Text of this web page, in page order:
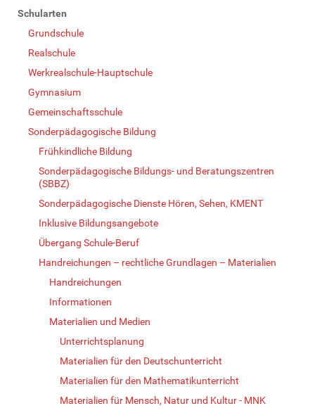
Schularten
Grundschule
Realschule
Werkrealschule-Hauptschule
Gymnasium
Gemeinschaftsschule
Sonderpädagogische Bildung
Frühkindliche Bildung
Sonderpädagogische Bildungs- und Beratungszentren
(SBBZ)
Sonderpädagogische Dienste Hören, Sehen, KMENT
Inklusive Bildungsangebote
Übergang Schule-Beruf
Handreichungen – rechtliche Grundlagen – Materialien
Handreichungen
Informationen
Materialien und Medien
Unterrichtsplanung
Materialien für den Deutschunterricht
Materialien für den Mathematikunterricht
Materialien für Mensch, Natur und Kultur - MNK